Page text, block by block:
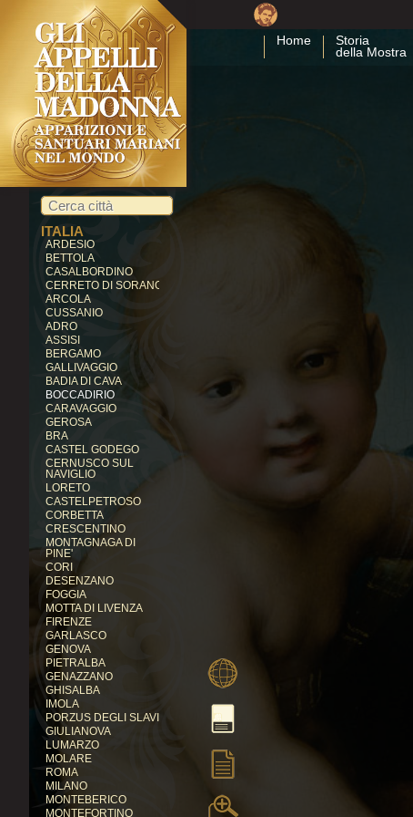
Home
Storia
della Mostra
COSTA RICA
CARTAGO
EGITTO
ZEITUN
GERMANIA
KEVELAER
HEROLDSBACH
HEEDE
MARIENFRIED
INDIA
VAILANKANNI
KALLIKULAM
ITALIA
ARDESIO
BETTOLA
CASALBORDINO
CERRETO DI SORANO
ARCOLA
CUSSANIO
ADRO
ASSISI
BERGAMO
GALLIVAGGIO
BADIA DI CAVA
BOCCADIRIO
CARAVAGGIO
GEROSA
BRA
CASTEL GODEGO
CERNUSCO SUL
NAVIGLIO
LORETO
CASTELPETROSO
CORBETTA
CRESCENTINO
MONTAGNAGA DI
PINE'
CORI
DESENZANO
FOGGIA
MOTTA DI LIVENZA
FIRENZE
GARLASCO
GENOVA
PIETRALBA
GENAZZANO
GHISALBA
IMOLA
PORZUS DEGLI SLAVI
GIULIANOVA
LUMARZO
MOLARE
ROMA
MILANO
MONTEBERICO
MONTEFORTINO